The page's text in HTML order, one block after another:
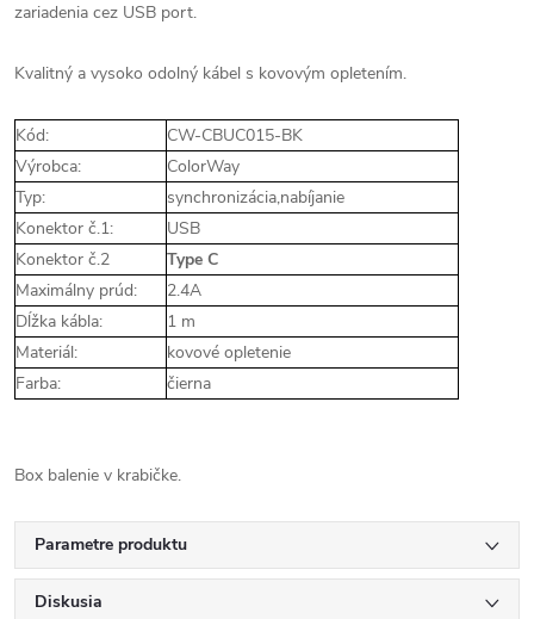
zariadenia cez USB port.
Kvalitný a vysoko odolný kábel s kovovým opletením.
Kód:
CW-CBUC015-BK
Výrobca:
ColorWay
Typ:
synchronizácia,nabíjanie
Konektor č.1:
USB
Konektor č.2
Type C
Maximálny prúd:
2.4A
Dĺžka kábla:
1 m
Materiál:
kovové opletenie
Farba:
čierna
Box balenie v krabičke.
Parametre produktu
Diskusia